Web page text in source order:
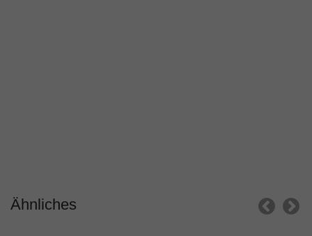
Ähnliches